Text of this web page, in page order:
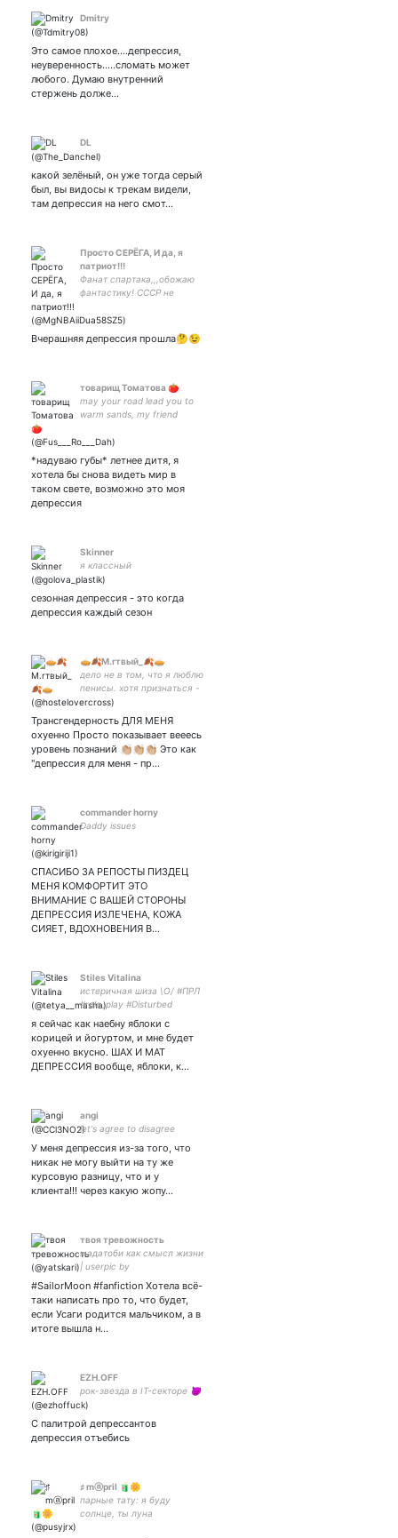
Dmitry
Это самое плохое....депрессия,
неуверенность.....сломать может
любого. Думаю внутренний
стержень долже…
DL
какой зелёный, он уже тогда серый
был, вы видосы к трекам видели,
там депрессия на него смот…
Просто СЕРЁГА, И да, я
патриот!!!
Фанат спартака,,,обожаю
фантастику! СССР не
И всякую падлу его
развалившую ненавижу
всей душой!!!
Вчерашняя депрессия прошла🤔😉
товарищ Томатова 🍅
may your road lead you to
warm sands, my friend
*надуваю губы* летнее дитя, я
хотела бы снова видеть мир в
таком свете, возможно это моя
депрессия
Skinner
я классный
сезонная депрессия - это когда
депрессия каждый сезон
🥧🍂М.rтвый_🍂🥧
дело не в том, что я люблю
пенисы. хотя признаться -
яйца меня завораживают|
Амин|he/him|artacc|NSFW
18+| no transphobia, no
homophobia, no racism
Трансгендерность ДЛЯ МЕНЯ
охуенно Просто показывает вееесь
уровень познаний 👏🏼👏🏼👏🏼 Это как
"депрессия для меня - пр…
commander horny
Daddy issues
СПАСИБО ЗА РЕПОСТЫ ПИЗДЕЦ
МЕНЯ КОМФОРТИТ ЭТО
ВНИМАНИЕ С ВАШЕЙ СТОРОНЫ
ДЕПРЕССИЯ ИЗЛЕЧЕНА, КОЖА
СИЯЕТ, ВДОХНОВЕНИЯ В…
Stiles Vitalina
истеричная шиза \О/ #ПРЛ
#role_play #Disturbed
мать:
я сейчас как наебну яблоки с
корицей и йогуртом, и мне будет
охуенно вкусно. ШАХ И МАТ
ДЕПРЕССИЯ вообще, яблоки, к…
angi
let's agree to disagree
У меня депрессия из-за того, что
никак не могу выйти на ту же
курсовую разницу, что и у
клиента!!! через какую жопу…
твоя тревожность
мадатоби как смысл жизни
| userpic by
#SailorMoon #fanfiction Хотела всё-
таки написать про то, что будет,
если Усаги родится мальчиком, а в
итоге вышла н…
EZH.OFF
рок-звезда в IT-секторе 😈
С палитрой депрессантов
депрессия отъебись
♯ mⓐpril 🧃🌼
парные тату: я буду
солнце, ты луна